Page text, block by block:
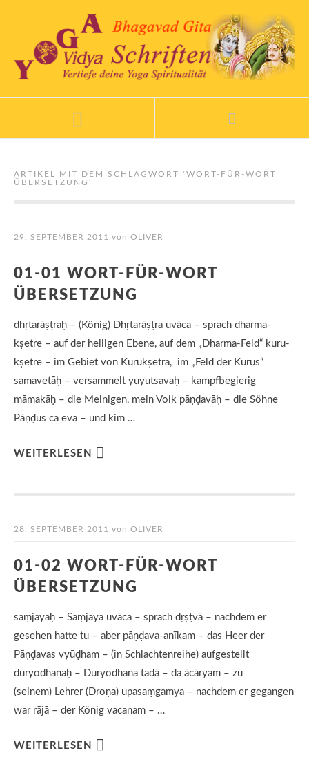
ARTIKEL MIT DEM SCHLAGWORT ‘ WORT-FÜR-WORT
ÜBERSETZUNG ’
29. SEPTEMBER 2011 von OLIVER
01-01 WORT-FÜR-WORT
ÜBERSETZUNG
dhṛtarāṣṭraḥ – (König) Dhṛtarāṣṭra uvāca – sprach dharma-
kṣetre – auf der heiligen Ebene, auf dem „Dharma-Feld“ kuru-
kṣetre – im Gebiet von Kurukṣetra, im „Feld der Kurus“
samavetāḥ – versammelt yuyutsavaḥ – kampfbegierig
māmakāḥ – die Meinigen, mein Volk pāṇḍavāḥ – die Söhne
Pāṇḍus ca eva – und kim …
WEITERLESEN
28. SEPTEMBER 2011 von OLIVER
01-02 WORT-FÜR-WORT
ÜBERSETZUNG
saṃjayaḥ – Saṃjaya uvāca – sprach dṛṣṭvā – nachdem er
gesehen hatte tu – aber pāṇḍava-anīkam – das Heer der
Pāṇḍavas vyūḍham – (in Schlachtenreihe) aufgestellt
duryodhanaḥ – Duryodhana tadā – da ācāryam – zu
(seinem) Lehrer (Droṇa) upasaṃgamya – nachdem er gegangen
war rājā – der König vacanam – …
WEITERLESEN